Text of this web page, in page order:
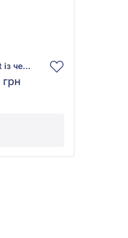
Кольє з діамантами 0,15ct із червоно-білого золота 585°, арт. 6-62104